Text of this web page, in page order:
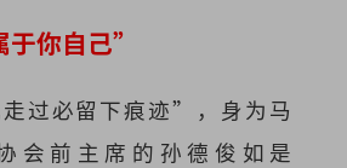
于你自己”
过必留下痕迹”，身为马
会前主席的孙德俊如是